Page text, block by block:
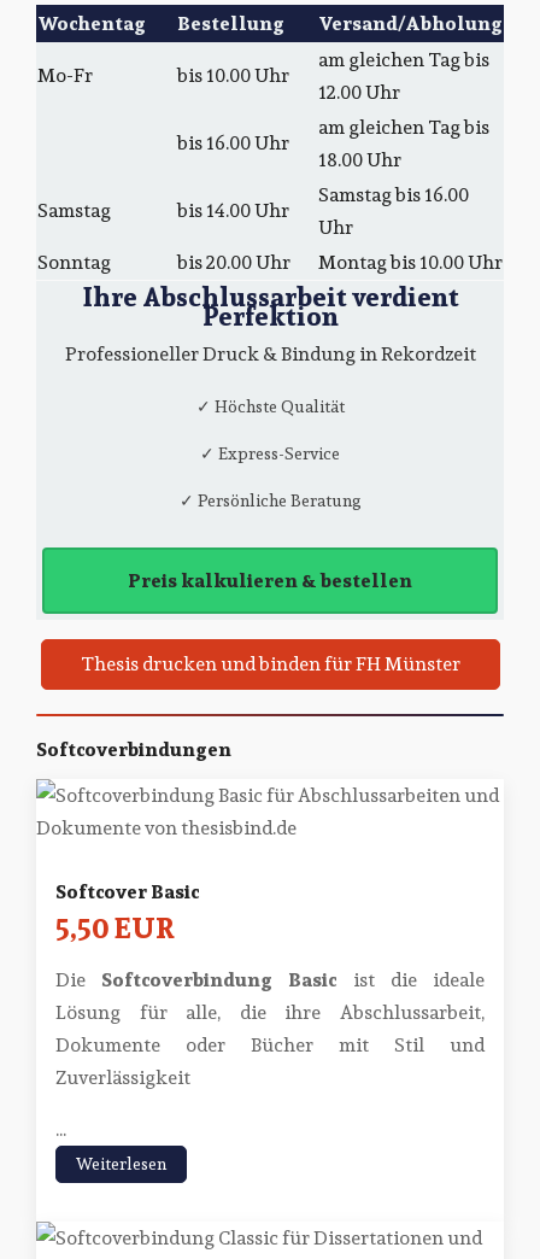
Wochentag
Bestellung
Versand/Abholung
Mo-Fr
bis 10.00 Uhr
am gleichen Tag bis
12.00 Uhr
bis 16.00 Uhr
am gleichen Tag bis
18.00 Uhr
Samstag
bis 14.00 Uhr
Samstag bis 16.00
Uhr
Sonntag
bis 20.00 Uhr Montag bis 10.00 Uhr
Ihre Abschlussarbeit verdient
Perfektion
Professioneller Druck & Bindung in Rekordzeit
✓ Höchste Qualität
✓ Express-Service
✓ Persönliche Beratung
Preis kalkulieren & bestellen
Thesis drucken und binden für FH Münster
Softcoverbindungen
Softcover Basic
5,50 EUR
Die Softcoverbindung Basic ist die ideale
Lösung für alle, die ihre Abschlussarbeit,
Dokumente oder Bücher mit Stil und
Zuverlässigkeit
...
Weiterlesen